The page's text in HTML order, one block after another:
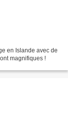
en Islande avec de
magnifiques !